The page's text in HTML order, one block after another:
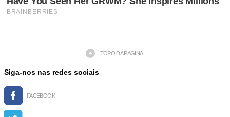
TOPO DA PÁGINA
Siga-nos nas redes sociais
FACEBOOK